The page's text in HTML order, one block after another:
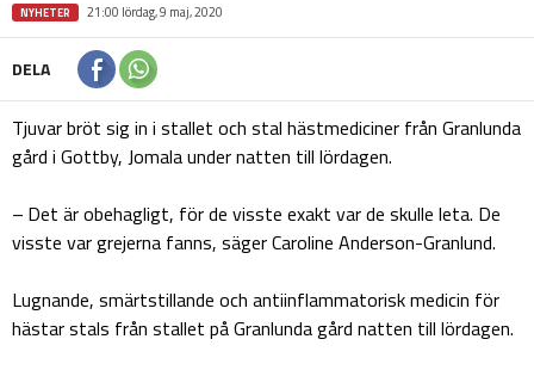
NYHETER 21:00 lördag, 9 maj, 2020
DELA
Tjuvar bröt sig in i stallet och stal hästmediciner från Granlunda
gård i Gottby, Jomala under natten till lördagen.
– Det är obehagligt, för de visste exakt var de skulle leta. De
visste var grejerna fanns, säger Caroline Anderson-Granlund.
Lugnande, smärtstillande och antiinflammatorisk medicin för
hästar stals från stallet på Granlunda gård natten till lördagen.